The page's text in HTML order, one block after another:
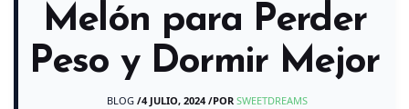
Melón para Perder
Peso y Dormir Mejor
BLOG/4 JULIO, 2024/POR SWEETDREAMS